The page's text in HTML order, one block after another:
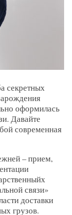
секретных
оформилась
Давайте
современная
– прием,
связи»
доставки
грузов.